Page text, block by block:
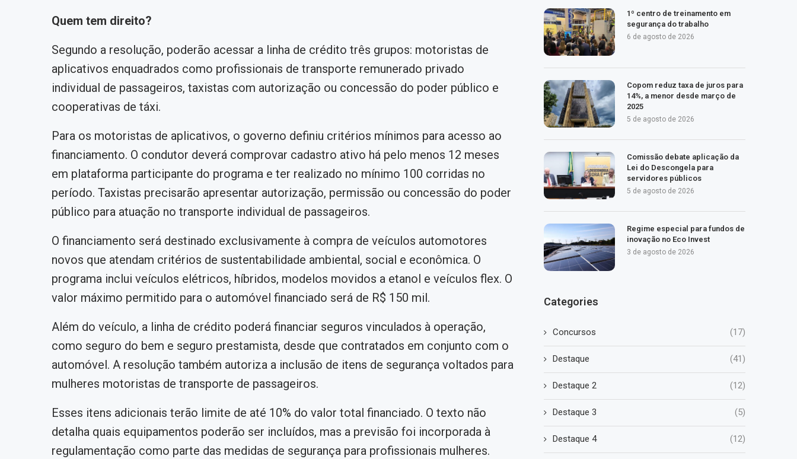
Quem tem direito?
Segundo a resolução, poderão acessar a linha de crédito três grupos: motoristas de
aplicativos enquadrados como profissionais de transporte remunerado privado
individual de passageiros, taxistas com autorização ou concessão do poder público e
cooperativas de táxi.
Para os motoristas de aplicativos, o governo definiu critérios mínimos para acesso ao
financiamento. O condutor deverá comprovar cadastro ativo há pelo menos 12 meses
em plataforma participante do programa e ter realizado no mínimo 100 corridas no
período. Taxistas precisarão apresentar autorização, permissão ou concessão do poder
público para atuação no transporte individual de passageiros.
O financiamento será destinado exclusivamente à compra de veículos automotores
novos que atendam critérios de sustentabilidade ambiental, social e econômica. O
programa inclui veículos elétricos, híbridos, modelos movidos a etanol e veículos flex. O
valor máximo permitido para o automóvel financiado será de R$ 150 mil.
Além do veículo, a linha de crédito poderá financiar seguros vinculados à operação,
como seguro do bem e seguro prestamista, desde que contratados em conjunto com o
automóvel. A resolução também autoriza a inclusão de itens de segurança voltados para
mulheres motoristas de transporte de passageiros.
Esses itens adicionais terão limite de até 10% do valor total financiado. O texto não
detalha quais equipamentos poderão ser incluídos, mas a previsão foi incorporada à
regulamentação como parte das medidas de segurança para profissionais mulheres.
1º centro de treinamento em
segurança do trabalho
6 de agosto de 2026
Copom reduz taxa de juros para
14%, a menor desde março de
2025
5 de agosto de 2026
Comissão debate aplicação da
Lei do Descongela para
servidores públicos
5 de agosto de 2026
Regime especial para fundos de
inovação no Eco Invest
3 de agosto de 2026
Categories
Concursos (17)
Destaque (41)
Destaque 2 (12)
Destaque 3 (5)
Destaque 4 (12)